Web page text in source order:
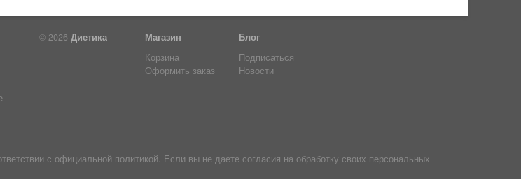
© 2026 Диетика
Магазин
Корзина
Оформить заказ
Блог
Подписаться
Новости
с официальной политикой. Если вы не даете согласия на обработку своих персональных